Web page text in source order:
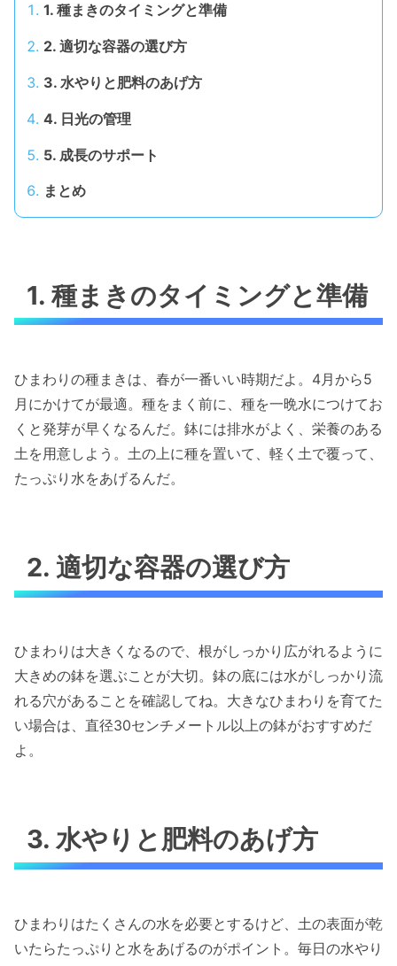
1. 種まきのタイミングと準備
2. 適切な容器の選び方
3. 水やりと肥料のあげ方
4. 日光の管理
5. 成長のサポート
まとめ
1. 種まきのタイミングと準備
ひまわりの種まきは、春が一番いい時期だよ。4月から5
月にかけてが最適。種をまく前に、種を一晩水につけてお
くと発芽が早くなるんだ。鉢には排水がよく、栄養のある
土を用意しよう。土の上に種を置いて、軽く土で覆って、
たっぷり水をあげるんだ。
2. 適切な容器の選び方
ひまわりは大きくなるので、根がしっかり広がれるように
大きめの鉢を選ぶことが大切。鉢の底には水がしっかり流
れる穴があることを確認してね。大きなひまわりを育てた
い場合は、直径30センチメートル以上の鉢がおすすめだ
よ。
3. 水やりと肥料のあげ方
ひまわりはたくさんの水を必要とするけど、土の表面が乾
いたらたっぷりと水をあげるのがポイント。毎日の水やり